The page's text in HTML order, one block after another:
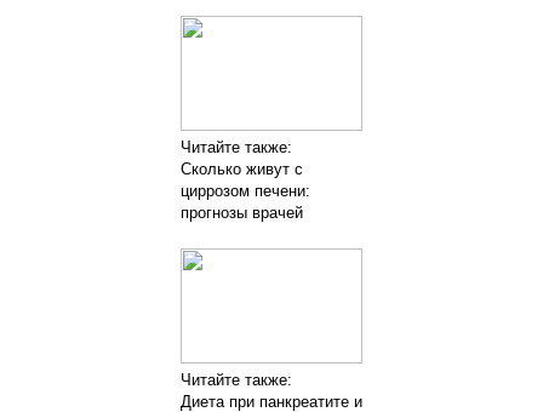
Читайте также:
Сколько живут с
циррозом печени:
прогнозы врачей
Читайте также:
Диета при панкреатите и